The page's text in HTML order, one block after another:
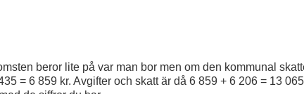
beror lite på var man bor men om den kommunal
= 6 859 kr. Avgifter och skatt är då 6 859 + 6 206 = 13